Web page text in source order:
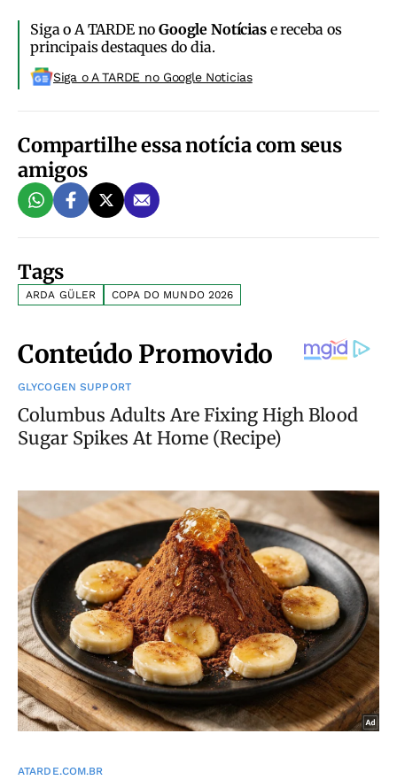
Siga o A TARDE noGoogle Notíciase receba os
principais destaques do dia.
Siga o A TARDE no Google Noticias
Compartilhe essa notícia com seus
amigos
Tags
ARDA GÜLER COPA DO MUNDO 2026